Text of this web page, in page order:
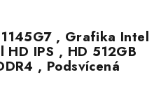
, Grafika Intel
HD IPS , HD 512GB
, Podsvícená